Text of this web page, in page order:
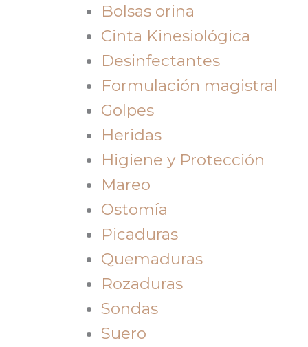
Bolsas orina
Cinta Kinesiológica
Desinfectantes
Formulación magistral
Golpes
Heridas
Higiene y Protección
Mareo
Ostomía
Picaduras
Quemaduras
Rozaduras
Sondas
Suero